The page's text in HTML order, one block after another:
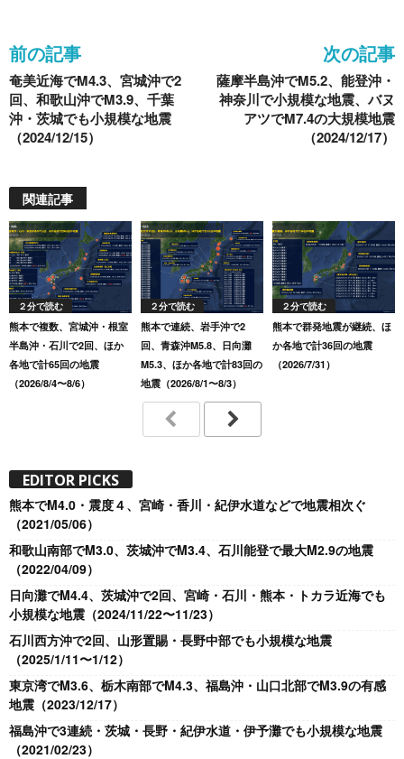
o
k
前の記事
奄美近海でM4.3、宮城沖で2
回、和歌山沖でM3.9、千葉
沖・茨城でも小規模な地震
（2024/12/15）
次の記事
薩摩半島沖でM5.2、能登沖・
神奈川で小規模な地震、バヌ
アツでM7.4の大規模地震
（2024/12/17）
関連記事
２分で読む
熊本で複数、宮城沖・根室
半島沖・石川で2回、ほか
各地で計65回の地震
（2026/8/4〜8/6）
２分で読む
熊本で連続、岩手沖で2
回、青森沖M5.8、日向灘
M5.3、ほか各地で計83回の
地震（2026/8/1〜8/3）
２分で読む
熊本で群発地震が継続、ほ
か各地で計36回の地震
（2026/7/31）
EDITOR PICKS
熊本でM4.0・震度４、宮崎・香川・紀伊水道などで地震相次ぐ
（2021/05/06）
和歌山南部でM3.0、茨城沖でM3.4、石川能登で最大M2.9の地震
（2022/04/09）
日向灘でM4.4、茨城沖で2回、宮崎・石川・熊本・トカラ近海でも
小規模な地震（2024/11/22〜11/23）
石川西方沖で2回、山形置賜・長野中部でも小規模な地震
（2025/1/11〜1/12）
東京湾でM3.6、栃木南部でM4.3、福島沖・山口北部でM3.9の有感
地震（2023/12/17）
福島沖で3連続・茨城・長野・紀伊水道・伊予灘でも小規模な地震
（2021/02/23）